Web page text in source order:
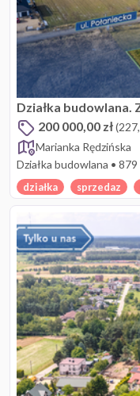
Działka budowlana.
200 000,00 zł
Marianka Rędzińska
Działka budowlana • 879
działka sprzedaz